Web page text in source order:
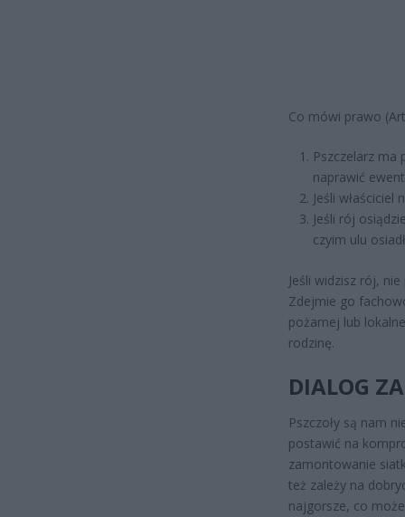
Co mówi prawo
Pszczelarz
naprawić
Jeśli
Jeśli rój
czyim ulu
Jeśli widzisz rój,
Zdejmie go
pożarnej lub
rodzinę.
DIALOG
Pszczoły są nam
postawić na
zamontowanie
też zależy na
najgorsze, co